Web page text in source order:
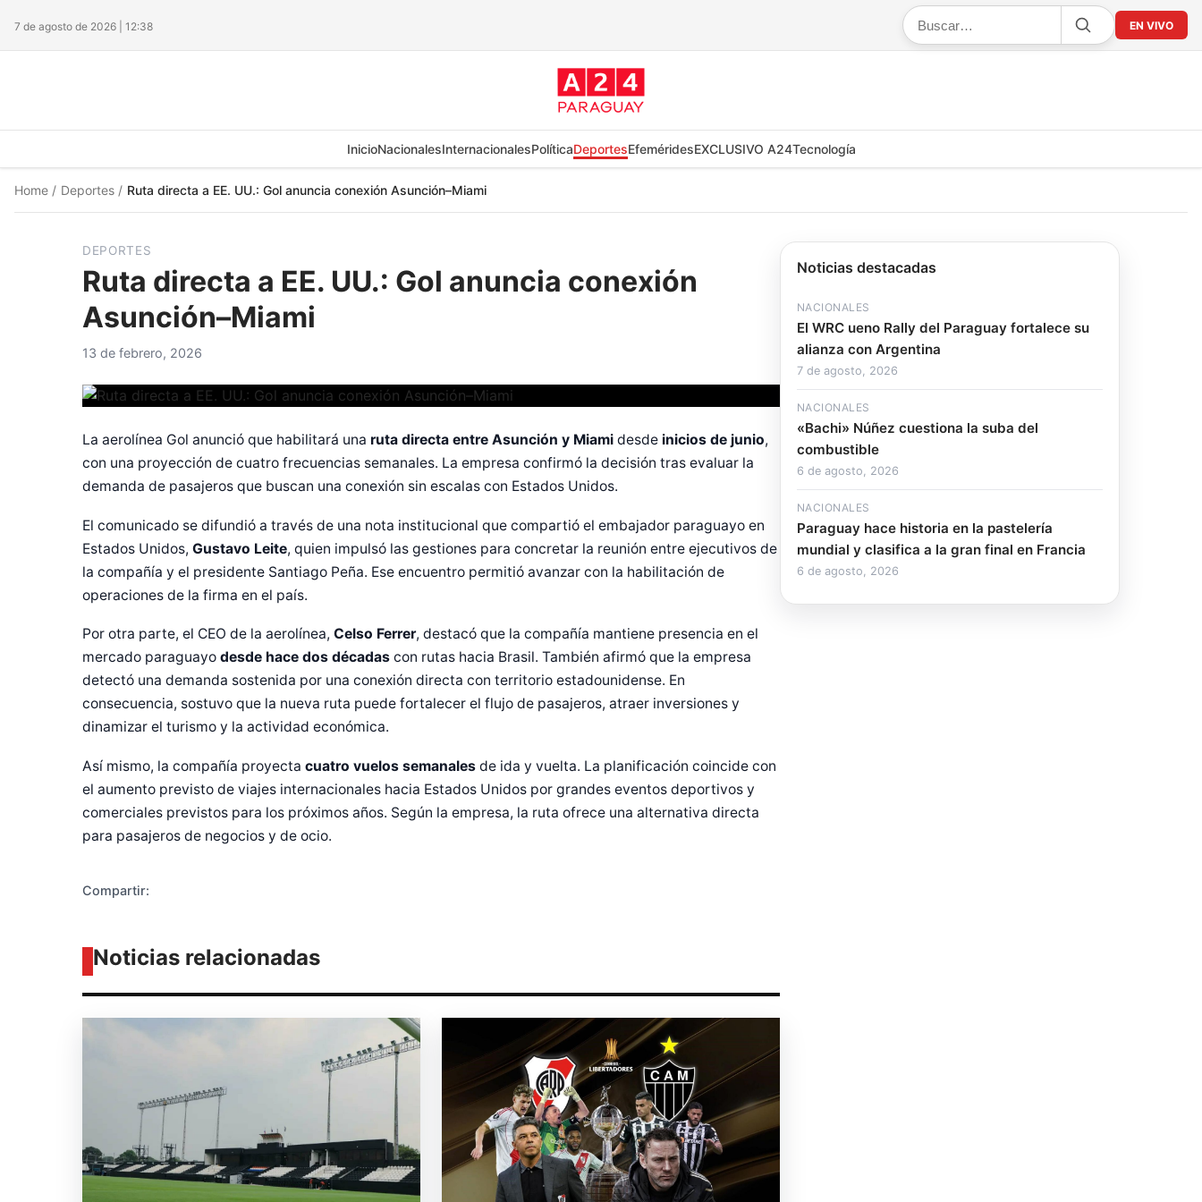
7 de agosto de 2026 | 12:38 EN VIVO
InicioNacionalesInternacionalesPolíticaDeportesEfeméridesEXCLUSIVO A24Tecnología
Home / Deportes / Ruta directa a EE. UU.: Gol anuncia conexión Asunción–Miami
DEPORTES
Ruta directa a EE. UU.: Gol anuncia conexión
Asunción–Miami
13 de febrero, 2026
La aerolínea Gol anunció que habilitará una ruta directa entre Asunción y Miami desde inicios de junio,
con una proyección de cuatro frecuencias semanales. La empresa confirmó la decisión tras evaluar la
demanda de pasajeros que buscan una conexión sin escalas con Estados Unidos.
El comunicado se difundió a través de una nota institucional que compartió el embajador paraguayo en
Estados Unidos, Gustavo Leite, quien impulsó las gestiones para concretar la reunión entre ejecutivos de
la compañía y el presidente Santiago Peña. Ese encuentro permitió avanzar con la habilitación de
operaciones de la firma en el país.
Por otra parte, el CEO de la aerolínea, Celso Ferrer, destacó que la compañía mantiene presencia en el
mercado paraguayo desde hace dos décadas con rutas hacia Brasil. También afirmó que la empresa
detectó una demanda sostenida por una conexión directa con territorio estadounidense. En
consecuencia, sostuvo que la nueva ruta puede fortalecer el flujo de pasajeros, atraer inversiones y
dinamizar el turismo y la actividad económica.
Así mismo, la compañía proyecta cuatro vuelos semanales de ida y vuelta. La planificación coincide con
el aumento previsto de viajes internacionales hacia Estados Unidos por grandes eventos deportivos y
comerciales previstos para los próximos años. Según la empresa, la ruta ofrece una alternativa directa
para pasajeros de negocios y de ocio.
Compartir:
Noticias relacionadas
Noticias destacadas
NACIONALES
El WRC ueno Rally del Paraguay fortalece su
alianza con Argentina
7 de agosto, 2026
NACIONALES
«Bachi» Núñez cuestiona la suba del
combustible
6 de agosto, 2026
NACIONALES
Paraguay hace historia en la pastelería
mundial y clasifica a la gran final en Francia
6 de agosto, 2026